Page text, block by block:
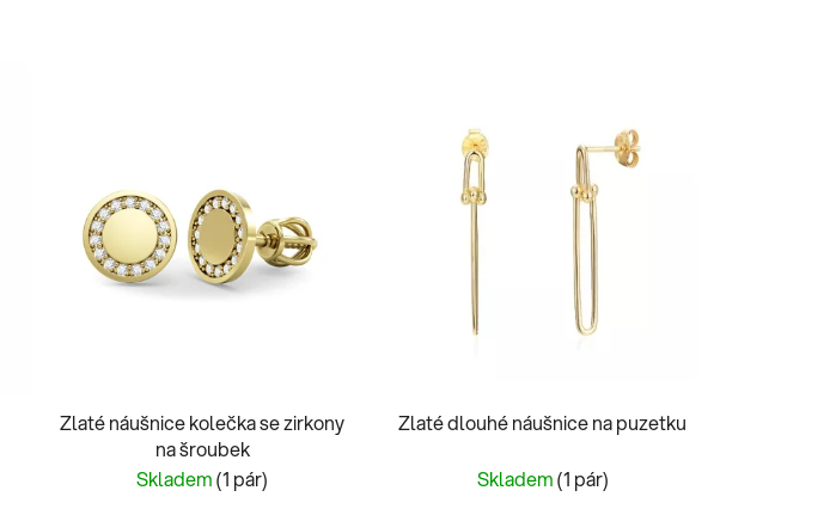
Zlaté náušnice kolečka se zirkony
na šroubek
Skladem(1 pár)
Zlaté dlouhé náušnice na puzetku
Skladem(1 pár)